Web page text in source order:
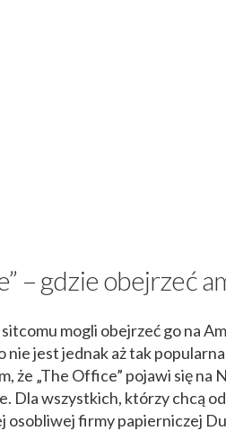
– gdzie obejrzeć
mogli obejrzeć go na
nie jest jednak aż tak
że „The Office” pojawi się na
Dla wszystkich, którzy chcą
osobliwej firmy papierniczej